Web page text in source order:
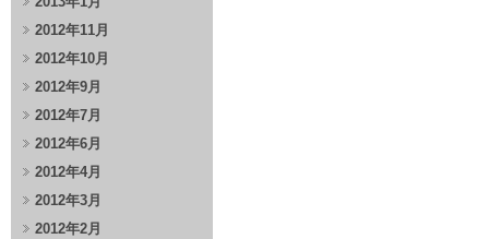
2012年11月
2012年10月
2012年9月
2012年7月
2012年6月
2012年4月
2012年3月
2012年2月